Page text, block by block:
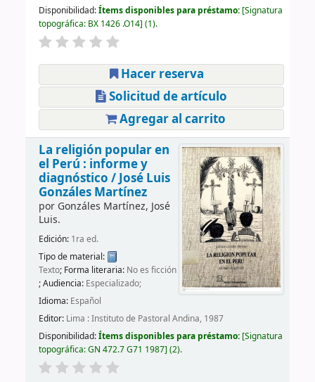
Disponibilidad:Ítems disponibles para préstamo: Signatura
topográfica: BX 1426 .O14 (1).
Hacer reserva
Solicitud de artículo
Agregar al carrito
La religión popular en
el Perú : informe y
diagnóstico /José Luis
Gonzáles Martínez
por Gonzáles Martínez, José
Luis.
Edición: 1ra ed.
Tipo de material:
Texto; Forma literaria: No es ficción
; Audiencia: Especializado;
Idioma: Español
Editor: Lima : Instituto de Pastoral Andina, 1987
Disponibilidad:Ítems disponibles para préstamo: Signatura
topográfica:GN 472.7 G71 1987 (2).